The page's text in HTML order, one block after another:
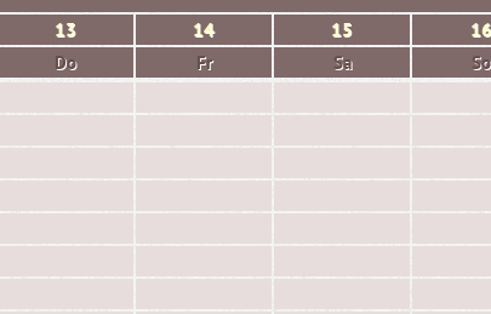
13 14 15 16
Do Fr Sa
So